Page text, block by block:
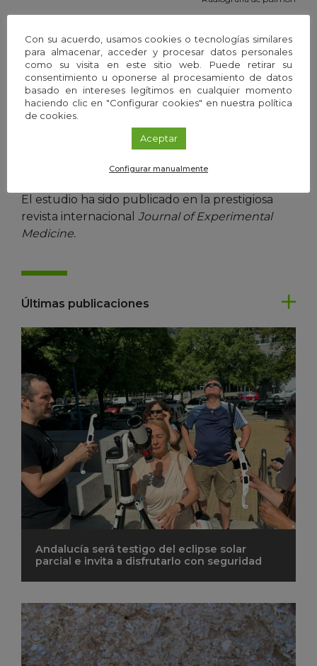
de investigación en el tratamiento de este tipo
de tumores. Por un lado, los investigadores
cuentan ya con nuevas herramientas para
estudiar con más precisión esta enfermedad. Y,
al mismo tiempo, se abre un nuevo horizonte
para el tratamiento de pacientes con este tipo
de tumores que no responden correctamente a
la quimioterapia.
El estudio ha sido publicado en la prestigiosa
revista internacional Journal of Experimental
Medicine.
Últimas publicaciones
Andalucía será testigo del eclipse solar
parcial e invita a disfrutarlo con seguridad
Con su acuerdo, usamos cookies o tecnologías similares
para almacenar, acceder y procesar datos personales
como su visita en este sitio web. Puede retirar su
consentimiento u oponerse al procesamiento de datos
basado en intereses legítimos en cualquier momento
haciendo clic en "Configurar cookies" en nuestra política
de cookies.
Aceptar
Configurar manualmente